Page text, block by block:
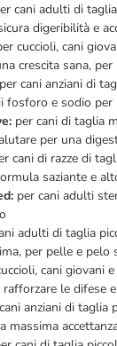
cani adulti di
digeribilità e
cuccioli, cani
crescita sana,
per cani anziani di
fosforo e sodio per
per cani di taglia
per una
cani di razze di
saziante e
per cani adulti
adulti di taglia
per pelle e pelo
cani giovani
rafforzare le difese
anziani di
massima